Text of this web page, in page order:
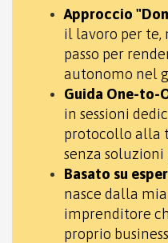
Approccio
il lavoro per te,
passo per
autonomo nel
Guida One-to-
in sessioni
protocollo alla
senza
Basato su
nasce dalla
imprenditore
proprio